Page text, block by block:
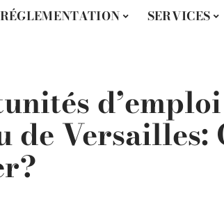
RÉGLEMENTATION SERVICES
de Versailles: